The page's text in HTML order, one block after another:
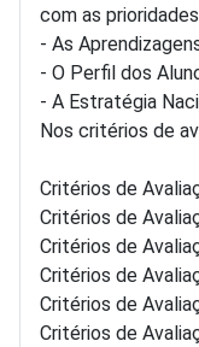
com as
- As
- O Perfil dos
- A Estratégia
Nos critérios de
Critérios de
Critérios de
Critérios de
Critérios de
Critérios de
Critérios de